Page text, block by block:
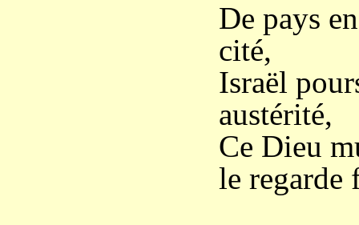
De pays
cité,
Israël
austérité,
Ce Dieu
le regarde